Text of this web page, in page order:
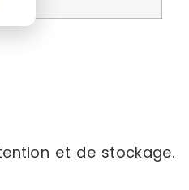
et de stockage.